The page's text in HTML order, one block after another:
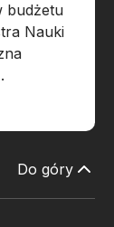
budżetu
Nauki
Do góry